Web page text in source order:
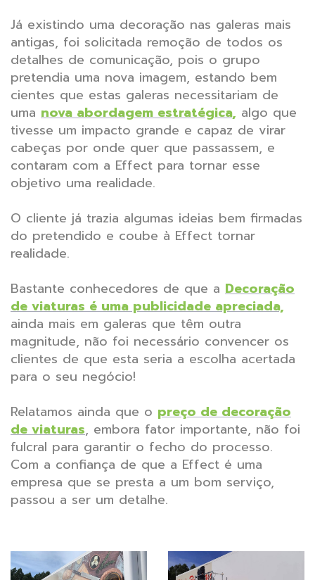
Já existindo uma decoração nas galeras mais
antigas, foi solicitada remoção de todos os
detalhes de comunicação, pois o grupo
pretendia uma nova imagem, estando bem
cientes que estas galeras necessitariam de
uma nova abordagem estratégica, algo que
tivesse um impacto grande e capaz de virar
cabeças por onde quer que passassem, e
contaram com a Effect para tornar esse
objetivo uma realidade.
O cliente já trazia algumas ideias bem firmadas
do pretendido e coube à Effect tornar
realidade.
Bastante conhecedores de que a Decoração
de viaturas é uma publicidade apreciada,
ainda mais em galeras que têm outra
magnitude, não foi necessário convencer os
clientes de que esta seria a escolha acertada
para o seu negócio!
Relatamos ainda que o preço de decoração
de viaturas, embora fator importante, não foi
fulcral para garantir o fecho do processo.
Com a confiança de que a Effect é uma
empresa que se presta a um bom serviço,
passou a ser um detalhe.